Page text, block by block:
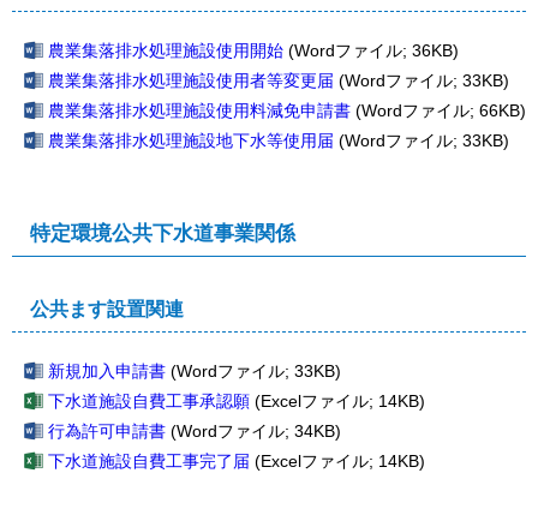
農業集落排水処理施設使用開始 (Wordファイル; 36KB)
農業集落排水処理施設使用者等変更届 (Wordファイル; 33KB)
農業集落排水処理施設使用料減免申請書 (Wordファイル; 66KB)
農業集落排水処理施設地下水等使用届 (Wordファイル; 33KB)
特定環境公共下水道事業関係
公共ます設置関連
新規加入申請書 (Wordファイル; 33KB)
下水道施設自費工事承認願 (Excelファイル; 14KB)
行為許可申請書 (Wordファイル; 34KB)
下水道施設自費工事完了届 (Excelファイル; 14KB)